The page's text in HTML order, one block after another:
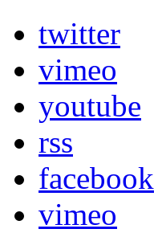
twitter
vimeo
youtube
rss
facebook
vimeo